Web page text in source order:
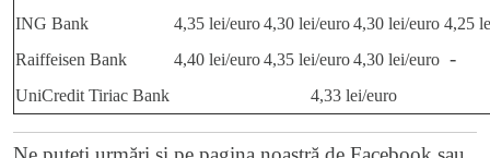
ING Bank 4,35 lei/euro4,30 lei/euro4,30 lei/euro 4,25
Raiffeisen Bank
4,40 lei/euro4,35 lei/euro4,30 lei/euro -
UniCredit Tiriac Bank 4,33 lei/euro